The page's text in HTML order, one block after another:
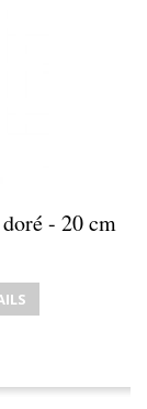
- 20 cm